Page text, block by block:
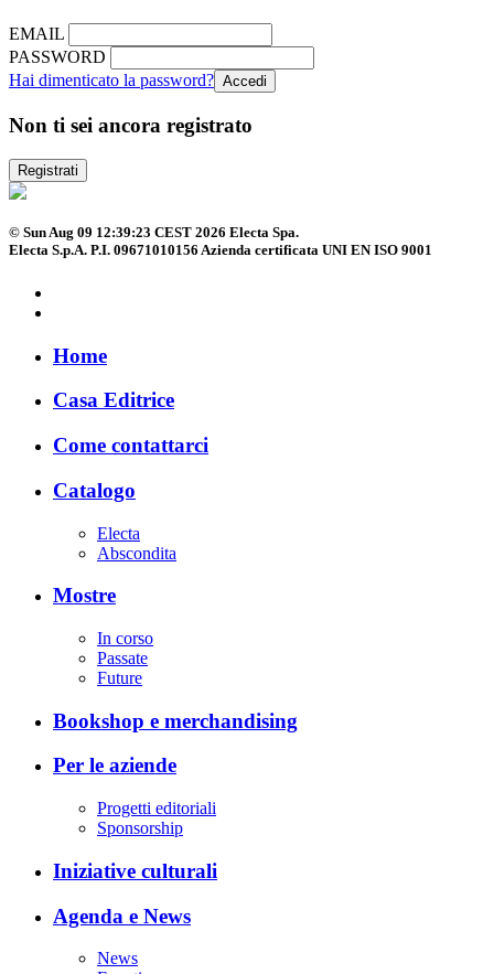
EMAIL
PASSWORD
Hai dimenticato la password?
Non ti sei ancora registrato
Registrati
© Sun Aug 09 12:39:23 CEST 2026 Electa Spa.
Electa S.p.A. P.I. 09671010156 Azienda certificata UNI EN ISO 9001
Home
Casa Editrice
Come contattarci
Catalogo
Electa
Abscondita
Mostre
In corso
Passate
Future
Bookshop e merchandising
Per le aziende
Progetti editoriali
Sponsorship
Iniziative culturali
Agenda e News
News